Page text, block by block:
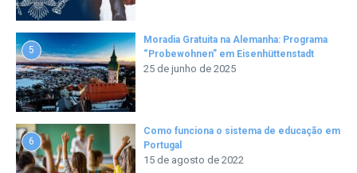
5
Moradia Gratuita na Alemanha: Programa
“Probewohnen” em Eisenhüttenstadt
25 de junho de 2025
6
Como funciona o sistema de educação em
Portugal
15 de agosto de 2022